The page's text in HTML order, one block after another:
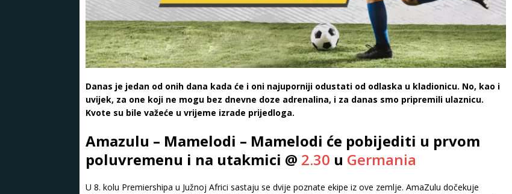
Danas je jedan od onih dana kada će i oni najuporniji odustati od odlaska u kladionicu. No, kao i
uvijek, za one koji ne mogu bez dnevne doze adrenalina, i za danas smo pripremili ulaznicu.
Kvote su bile važeće u vrijeme izrade prijedloga.
Amazulu – Mamelodi – Mamelodi će pobijediti u prvom
poluvremenu i na utakmici @ 2.30 u Germania
U 8. kolu Premiershipa u Južnoj Africi sastaju se dvije poznate ekipe iz ove zemlje. AmaZulu dočekuje